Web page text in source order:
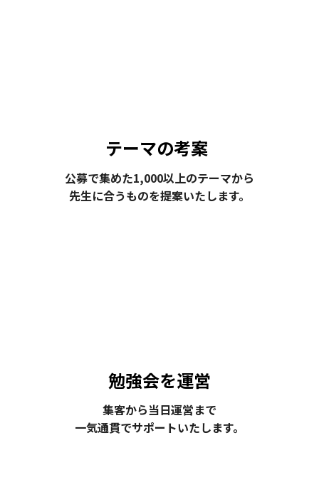
テーマの考案
公募で集めた1,000以上のテーマから
先生に合うものを提案いたします。
勉強会を運営
集客から当日運営まで
一気通貫でサポートいたします。